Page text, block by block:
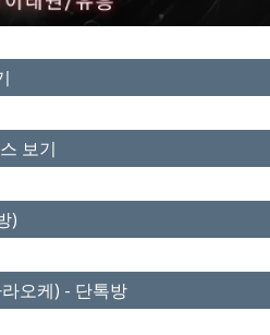
보기
)
오케) - 단톡방